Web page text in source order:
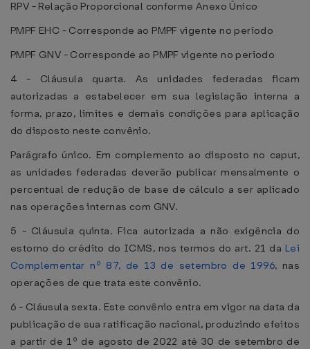
RPV - Relação Proporcional conforme Anexo Único
PMPF EHC - Corresponde ao PMPF vigente no período
PMPF GNV - Corresponde ao PMPF vigente no período
4 - Cláusula quarta. As unidades federadas ficam
autorizadas a estabelecer em sua legislação interna a
forma, prazo, limites e demais condições para aplicação
do disposto neste convênio.
Parágrafo único. Em complemento ao disposto no caput,
as unidades federadas deverão publicar mensalmente o
percentual de redução de base de cálculo a ser aplicado
nas operações internas com GNV.
5 - Cláusula quinta. Fica autorizada a não exigência do
estorno do crédito do ICMS, nos termos do art. 21 da Lei
Complementar nº 87, de 13 de setembro de 1996, nas
operações de que trata este convênio.
6 - Cláusula sexta. Este convênio entra em vigor na data da
publicação de sua ratificação nacional, produzindo efeitos
a partir de 1º de agosto de 2022 até 30 de setembro de